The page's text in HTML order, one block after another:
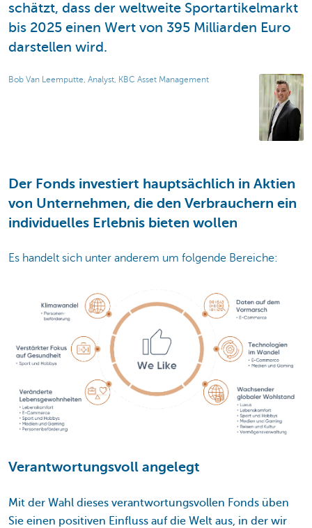
schätzt, dass der weltweite Sportartikelmarkt
bis 2025 einen Wert von 395 Milliarden Euro
darstellen wird.
Bob Van Leemputte, Analyst, KBC Asset Management
Der Fonds investiert hauptsächlich in Aktien
von Unternehmen, die den Verbrauchern ein
individuelles Erlebnis bieten wollen
Es handelt sich unter anderem um folgende Bereiche:
Verantwortungsvoll angelegt
Mit der Wahl dieses verantwortungsvollen Fonds üben
Sie einen positiven Einfluss auf die Welt aus, in der wir